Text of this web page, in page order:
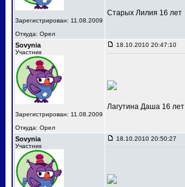
Зарегистрирован: 11.08.2009
Откуда: Орел
Старых Лилия 16 лет
Sovynia
Участник
Зарегистрирован: 11.08.2009
Откуда: Орел
18.10.2010 20:47:10
Лагутина Даша 16 лет
Sovynia
Участник
18.10.2010 20:50:27